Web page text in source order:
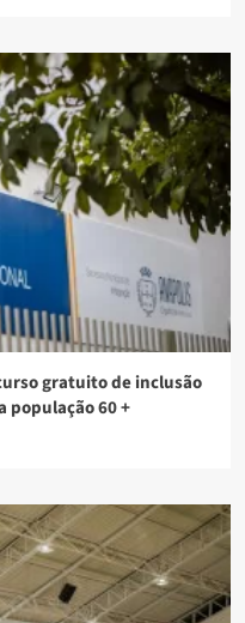
gratuito de inclusão
população 60 +